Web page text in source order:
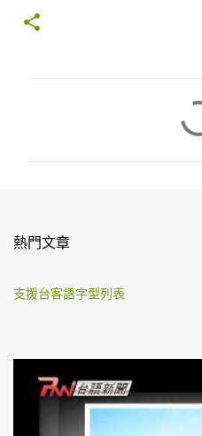
熱門文章
支援台客語字型列表